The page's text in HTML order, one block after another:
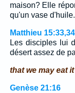
maison? Elle
qu'un vase
Matthieu 15:33,34
Les disciples lui
désert assez de
that we may eat it
Genèse 21:16